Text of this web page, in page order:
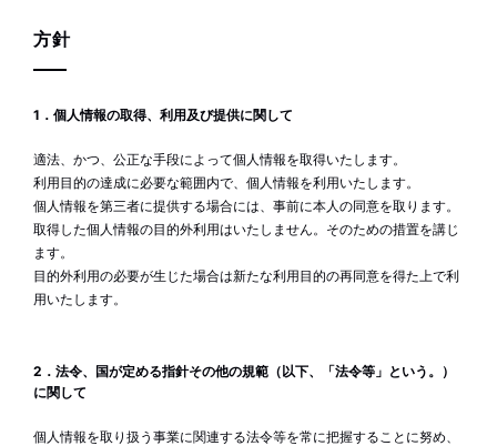
方針
1．個人情報の取得、利用及び提供に関して
適法、かつ、公正な手段によって個人情報を取得いたします。
利用目的の達成に必要な範囲内で、個人情報を利用いたします。
個人情報を第三者に提供する場合には、事前に本人の同意を取ります。
取得した個人情報の目的外利用はいたしません。そのための措置を講じ
ます。
目的外利用の必要が生じた場合は新たな利用目的の再同意を得た上で利
用いたします。
2．法令、国が定める指針その他の規範（以下、「法令等」という。）
に関して
個人情報を取り扱う事業に関連する法令等を常に把握することに努め、